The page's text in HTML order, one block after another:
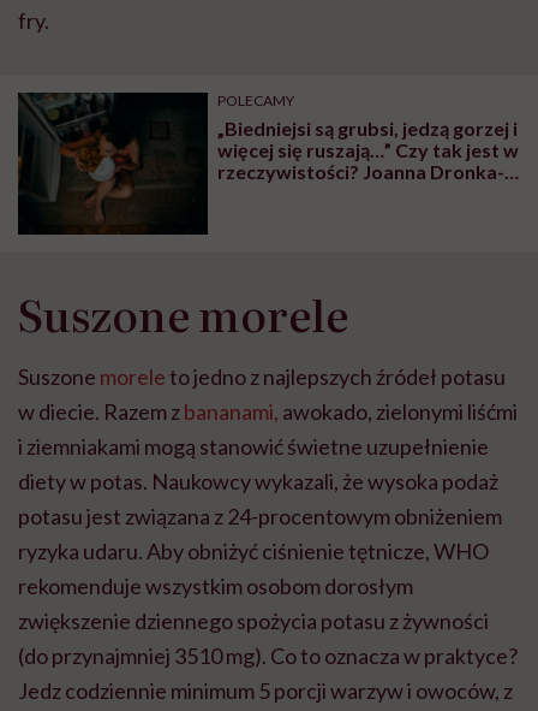
fry.
POLECAMY
„Biedniejsi są grubsi, jedzą gorzej i
więcej się ruszają…” Czy tak jest w
rzeczywistości? Joanna Dronka-
Suszone morele
Suszone moreleto jedno z najlepszych źródeł potasu
w diecie. Razem zbananami, awokado, zielonymi liśćmi
i ziemniakami mogą stanowić świetne uzupełnienie
diety w potas. Naukowcy wykazali, że wysoka podaż
potasu jest związana z 24-procentowym obniżeniem
ryzyka udaru. Aby obniżyć ciśnienie tętnicze, WHO
rekomenduje wszystkim osobom dorosłym
zwiększenie dziennego spożycia potasu z żywności
(do przynajmniej 3510 mg). Co to oznacza w praktyce?
Jedz codziennie minimum 5 porcji warzyw i owoców, z